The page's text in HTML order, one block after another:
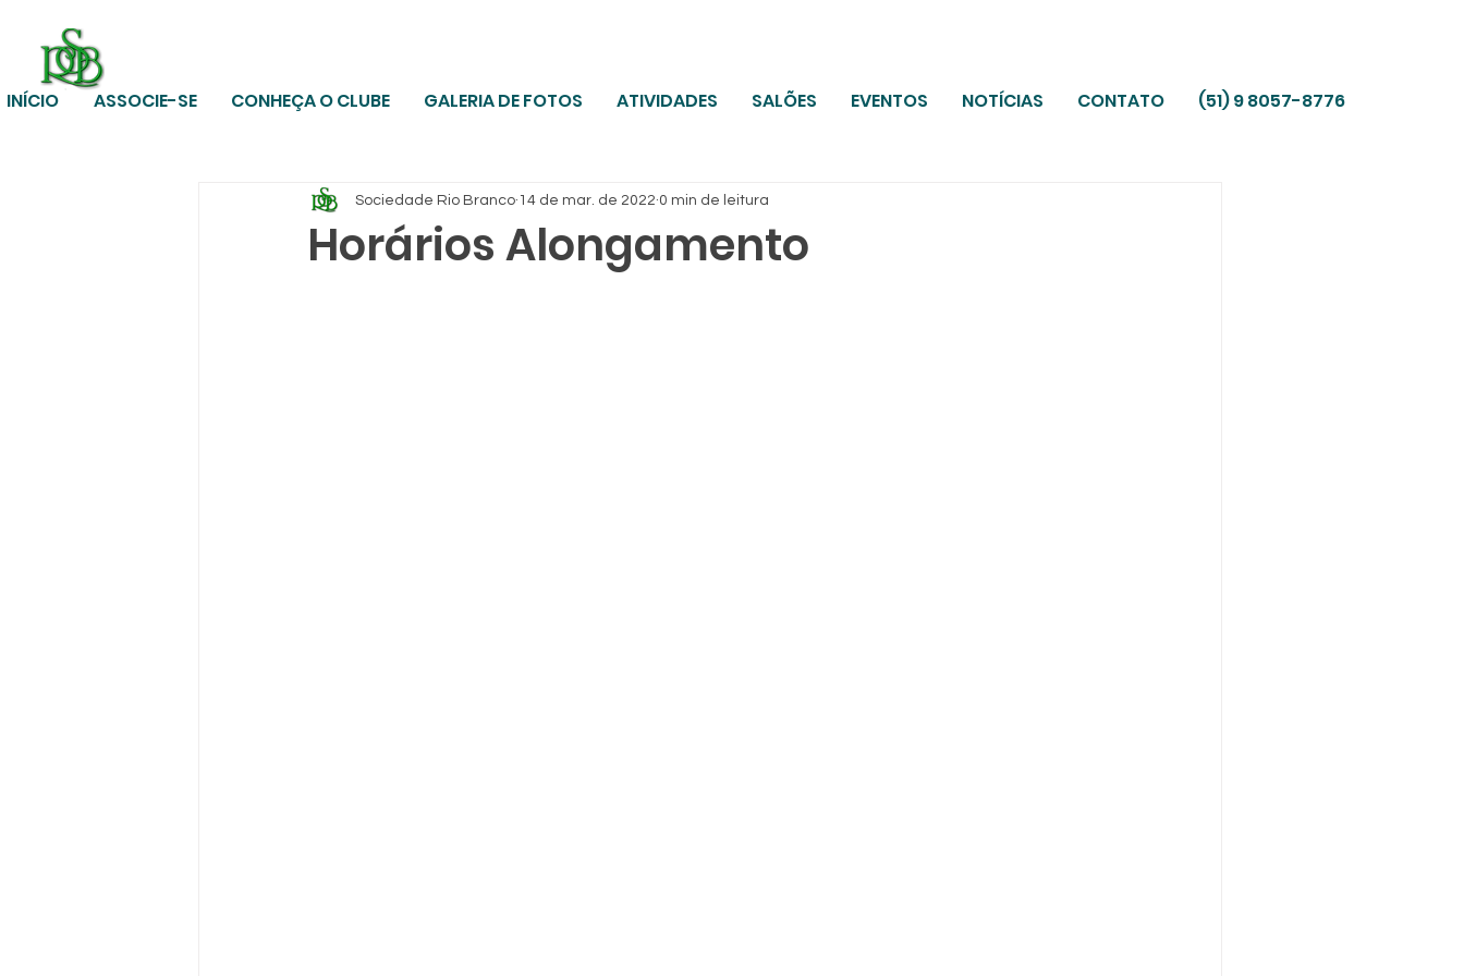
INÍCIO ASSOCIE-SE CONHEÇA O CLUBE GALERIA DE FOTOS ATIVIDADES SALÕES EVENTOS NOTÍCIAS CONTATO (51) 9 8057-8776
Horários Alongamento
Sociedade Rio Branco 14 de mar. de 2022 0 min de leitura